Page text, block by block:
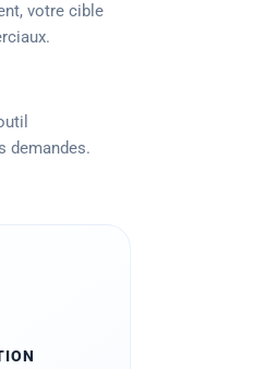
votre cible
demandes.